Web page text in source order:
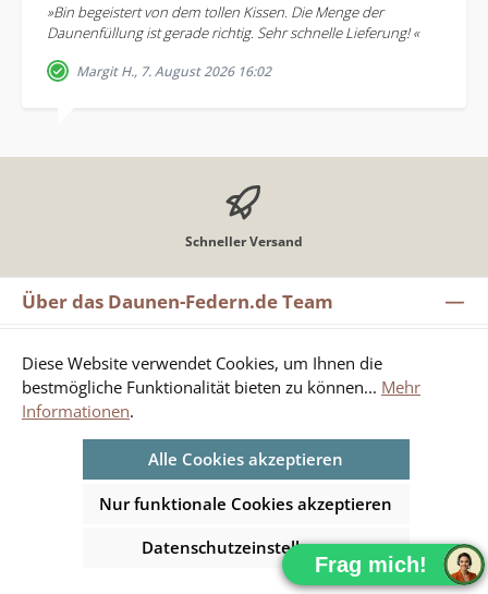
»Bin begeistert von dem tollen Kissen. Die Menge der
Daunenfüllung ist gerade richtig. Sehr schnelle Lieferung! «
Margit H., 7. August 2026 16:02
Schneller Versand
Über das Daunen-Federn.de Team
Shop-Service
Service-Hotline / Vertrag widerrufen
+49 8135-9913791
Mo-Fr, 09:00 - 17:00 Uhr
Diese Website verwendet Cookies, um Ihnen die
bestmögliche Funktionalität bieten zu können... Mehr
Informationen.
Alle Cookies akzeptieren
Nur funktionale Cookies akzeptieren
Datenschutzeinstellungen